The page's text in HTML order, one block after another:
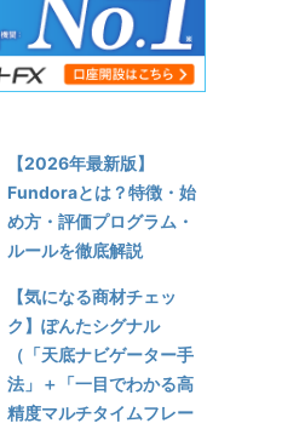
【2026年最新版】
Fundoraとは？特徴・始
め方・評価プログラム・
ルールを徹底解説
【気になる商材チェッ
ク】ぽんたシグナル
（「天底ナビゲーター手
法」＋「一目でわかる高
精度マルチタイムフレー